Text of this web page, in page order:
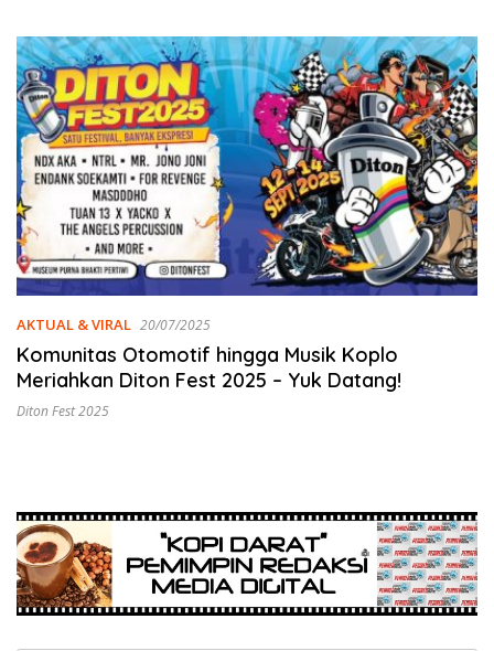
AKTUAL & VIRAL 20/07/2025
Komunitas Otomotif hingga Musik Koplo
Meriahkan Diton Fest 2025 – Yuk Datang!
Diton Fest 2025